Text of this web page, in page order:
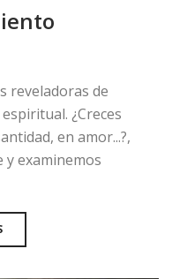
reveladoras de
¿Creces
en amor...?,
y examinemos